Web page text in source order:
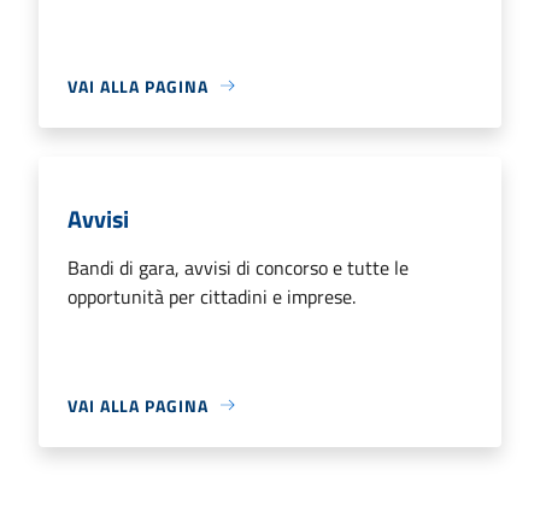
VAI ALLA PAGINA
Avvisi
Bandi di gara, avvisi di concorso e tutte le
opportunità per cittadini e imprese.
VAI ALLA PAGINA